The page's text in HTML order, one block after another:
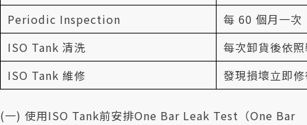
Periodic Inspection
每 60 個月一次
ISO Tank 清洗
每次卸貨後依
ISO Tank 維修
發現損壞立即
(一) 使用ISO Tank前安排One Bar Leak Test（One Bar